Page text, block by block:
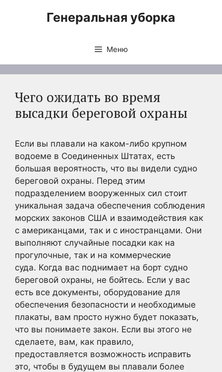
Генеральная уборка
Меню
Чего ожидать во время
высадки береговой охраны
Если вы плавали на каком-либо крупном
водоеме в Соединенных Штатах, есть
большая вероятность, что вы видели судно
береговой охраны. Перед этим
подразделением вооруженных сил стоит
уникальная задача обеспечения соблюдения
морских законов США и взаимодействия как
с американцами, так и с иностранцами. Они
выполняют случайные посадки как на
прогулочные, так и на коммерческие
суда. Когда вас поднимает на борт судно
береговой охраны, не бойтесь. Если у вас
есть все документы, оборудование для
обеспечения безопасности и необходимые
плакаты, вам просто нужно будет показать,
что вы понимаете закон. Если вы этого не
сделаете, вам, как правило,
предоставляется возможность исправить
это, чтобы в будущем вы плавали более